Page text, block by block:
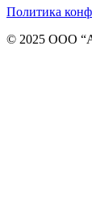
Политика
© 2025 ООО